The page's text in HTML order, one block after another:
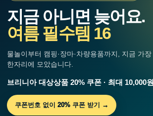
지금 아니면 늦어요.
여름 필수템 16
물놀이부터 캠핑·장마·차량용품까지, 지금 가
한자리에 모았습니다.
브리니아 대상상품 20% 쿠폰 · 최대 10,000
쿠폰번호 없이 20% 쿠폰 받기 →